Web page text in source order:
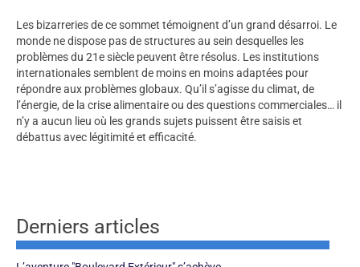
Les bizarreries de ce sommet témoignent d’un grand désarroi. Le
monde ne dispose pas de structures au sein desquelles les
problèmes du 21e siècle peuvent être résolus. Les institutions
internationales semblent de moins en moins adaptées pour
répondre aux problèmes globaux. Qu’il s’agisse du climat, de
l’énergie, de la crise alimentaire ou des questions commerciales… il
n’y a aucun lieu où les grands sujets puissent être saisis et
débattus avec légitimité et efficacité.
Derniers articles